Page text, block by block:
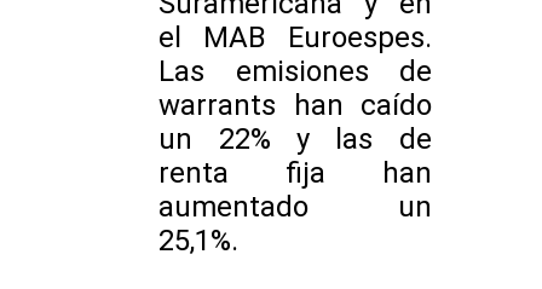
el MAB Euroespes.
Las emisiones de
warrants han caído
un 22% y las de
renta fija han
aumentado un
25,1%.